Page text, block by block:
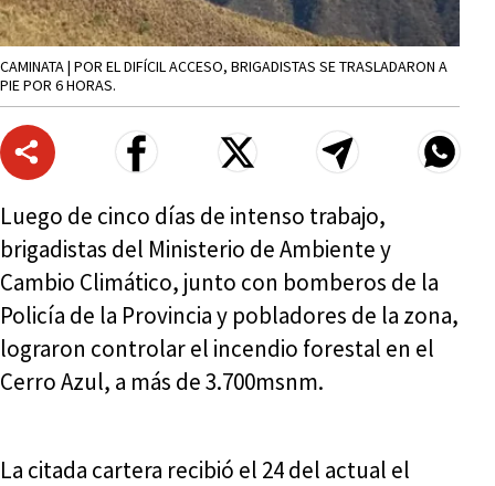
CAMINATA | POR EL DIFÍCIL ACCESO, BRIGADISTAS SE TRASLADARON A
PIE POR 6 HORAS.
Luego de cinco días de intenso trabajo,
brigadistas del Ministerio de Ambiente y
Cambio Climático, junto con bomberos de la
Policía de la Provincia y pobladores de la zona,
lograron controlar el incendio forestal en el
Cerro Azul, a más de 3.700msnm.
La citada cartera recibió el 24 del actual el